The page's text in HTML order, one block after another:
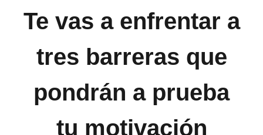
Te vas a enfrentar a
tres barreras que
pondrán a prueba
tu motivación